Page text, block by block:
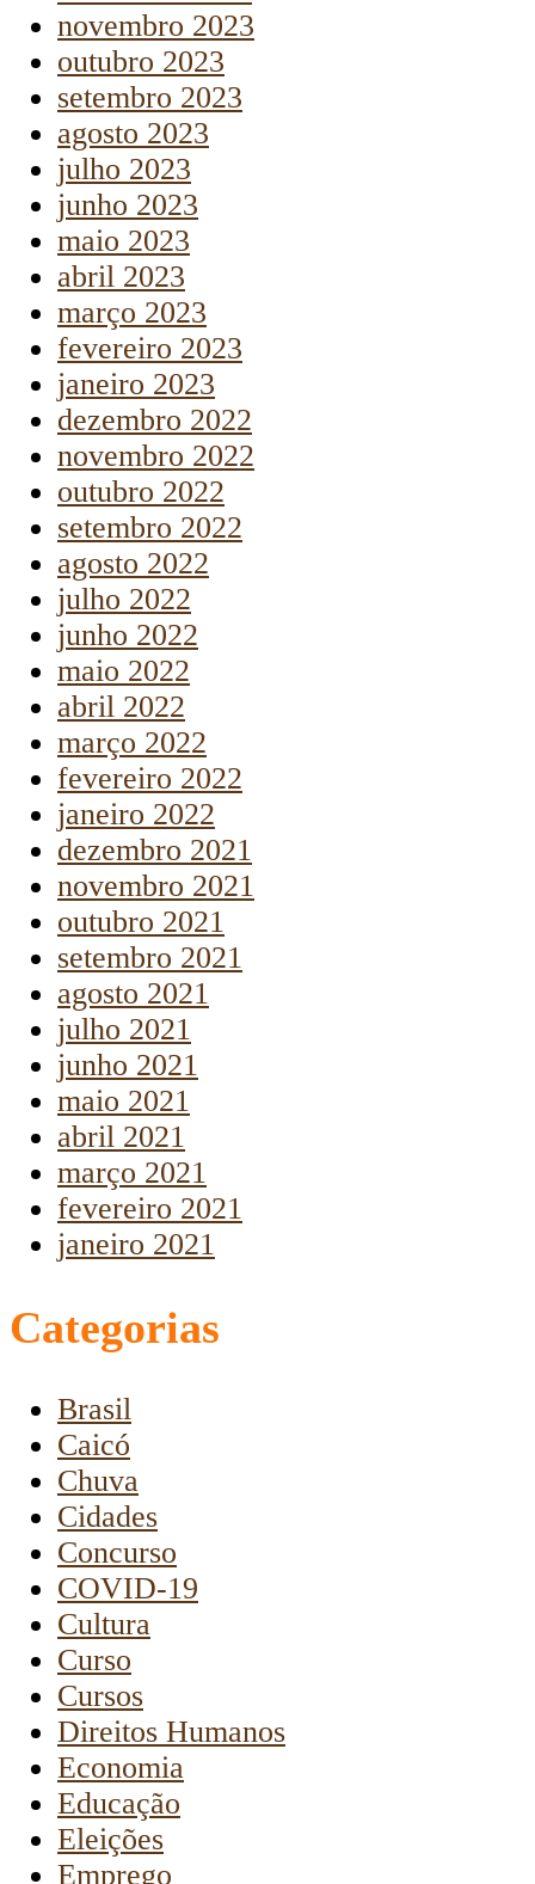
novembro 2023
outubro 2023
setembro 2023
agosto 2023
julho 2023
junho 2023
maio 2023
abril 2023
março 2023
fevereiro 2023
janeiro 2023
dezembro 2022
novembro 2022
outubro 2022
setembro 2022
agosto 2022
julho 2022
junho 2022
maio 2022
abril 2022
março 2022
fevereiro 2022
janeiro 2022
dezembro 2021
novembro 2021
outubro 2021
setembro 2021
agosto 2021
julho 2021
junho 2021
maio 2021
abril 2021
março 2021
fevereiro 2021
janeiro 2021
Categorias
Brasil
Caicó
Chuva
Cidades
Concurso
COVID-19
Cultura
Curso
Cursos
Direitos Humanos
Economia
Educação
Eleições
Emprego